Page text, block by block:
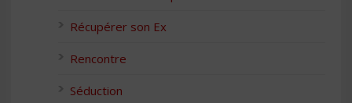
Récupérer son Ex
Rencontre
Séduction